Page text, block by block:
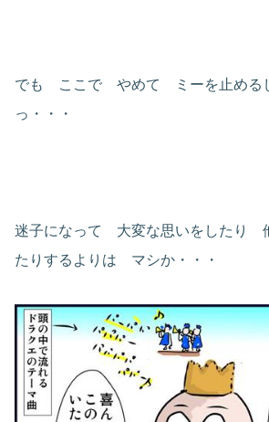
でも ここで やめて ミーを止める
っ・・・
迷子になって 大変な思いをしたり
たりするよりは マシか・・・